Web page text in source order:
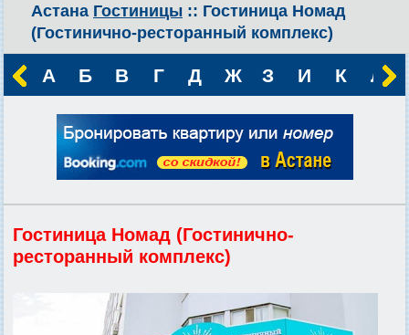
Астана Гостиницы :: Гостиница Номад
(Гостинично-ресторанный комплекс)
А Б В Г Д Ж З И К Л
Гостиница Номад (Гостинично-
ресторанный комплекс)